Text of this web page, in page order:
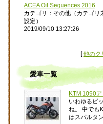
ACEA Oil Sequences 2016
カテゴリ：その他（カテゴリ
設定）
2019/09/10 13:27:26
[他のク
愛車一覧
KTM 1090
いわゆるビ
ね。 中でも
はスパルタ